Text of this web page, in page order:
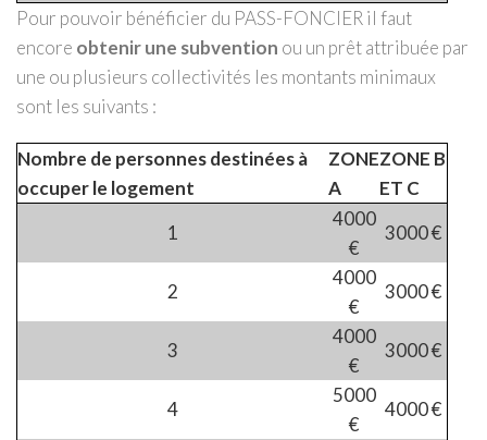
Pour pouvoir bénéficier du PASS-FONCIER il faut
encore obtenir une subvention ou un prêt attribuée par
une ou plusieurs collectivités les montants minimaux
sont les suivants :
Nombre de personnes destinées à
occuper le logement
ZONE
A
ZONE B
ET C
1
4000
€
3000 €
2
4000
€
3000 €
3
4000
€
3000 €
4
5000
€
4000 €